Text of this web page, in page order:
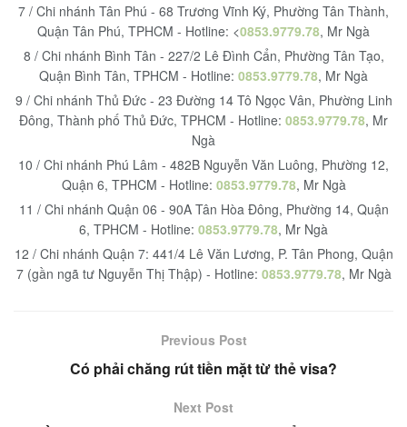
7 / Chi nhánh Tân Phú - 68 Trương Vĩnh Ký, Phường Tân Thành,
Quận Tân Phú, TPHCM - Hotline: <0853.9779.78, Mr Ngà
8 / Chi nhánh Bình Tân - 227/2 Lê Đình Cẩn, Phường Tân Tạo,
Quận Bình Tân, TPHCM - Hotline: 0853.9779.78, Mr Ngà
9 / Chi nhánh Thủ Đức - 23 Đường 14 Tô Ngọc Vân, Phường Linh
Đông, Thành phố Thủ Đức, TPHCM - Hotline: 0853.9779.78, Mr
Ngà
10 / Chi nhánh Phú Lâm - 482B Nguyễn Văn Luông, Phường 12,
Quận 6, TPHCM - Hotline: 0853.9779.78, Mr Ngà
11 / Chi nhánh Quận 06 - 90A Tân Hòa Đông, Phường 14, Quận
6, TPHCM - Hotline: 0853.9779.78, Mr Ngà
12 / Chi nhánh Quận 7: 441/4 Lê Văn Lương, P. Tân Phong, Quận
7 (gần ngã tư Nguyễn Thị Thập) - Hotline: 0853.9779.78, Mr Ngà
Previous Post
Có phải chăng rút tiền mặt từ thẻ visa?
Next Post